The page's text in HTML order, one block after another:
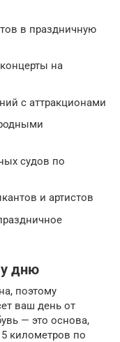
в праздничную
на
с аттракционами
судов по
и артистов
дню
поэтому
ваш день от
— это основа,
километров по